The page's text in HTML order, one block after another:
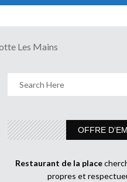
Les Mains
OFFRE
Restaurant de la place
propres et